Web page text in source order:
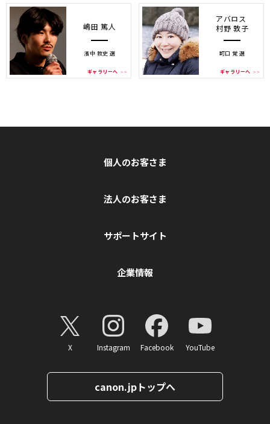
嶋田 篤人
濱中 敦史 選
ギャラリーへ
アバロス
村野 敦子
町口 覚 選
ギャラリーへ
個人のお客さま
法人のお客さま
サポートサイト
企業情報
X Instagram Facebook YouTube
canon.jpトップへ